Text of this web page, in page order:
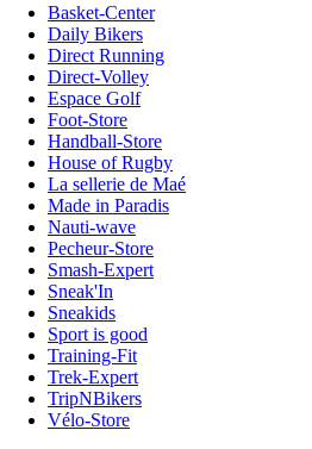
Basket-Center
Daily Bikers
Direct Running
Direct-Volley
Espace Golf
Foot-Store
Handball-Store
House of Rugby
La sellerie de Maé
Made in Paradis
Nauti-wave
Pecheur-Store
Smash-Expert
Sneak'In
Sneakids
Sport is good
Training-Fit
Trek-Expert
TripNBikers
Vélo-Store